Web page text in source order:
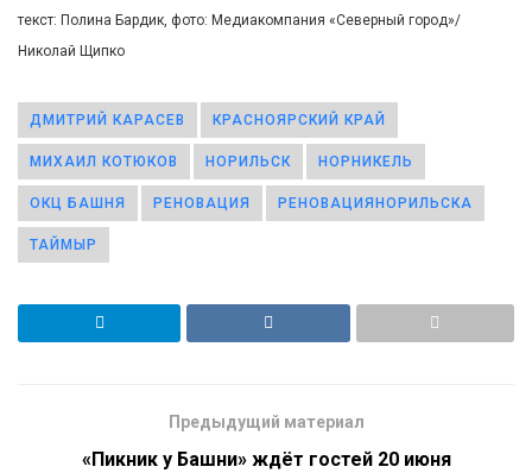
текст: Полина Бардик, фото: Медиакомпания «Северный город»/
Николай Щипко
ДМИТРИЙ КАРАСЕВ КРАСНОЯРСКИЙ КРАЙ
МИХАИЛ КОТЮКОВ НОРИЛЬСК НОРНИКЕЛЬ
ОКЦ БАШНЯ РЕНОВАЦИЯ РЕНОВАЦИЯНОРИЛЬСКА
ТАЙМЫР
Предыдущий материал
«Пикник у Башни» ждёт гостей 20 июня